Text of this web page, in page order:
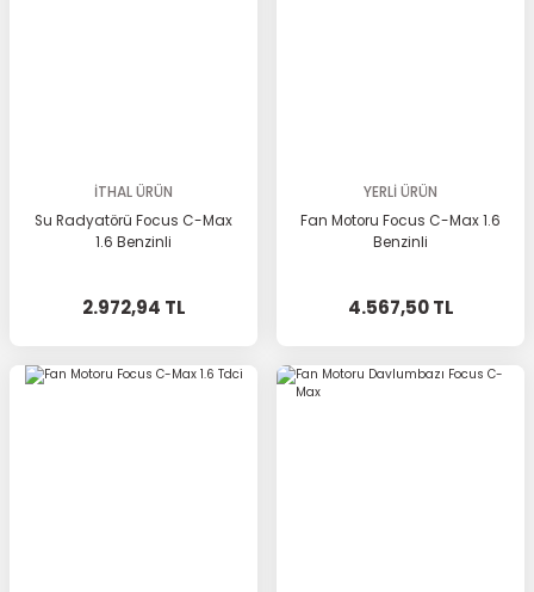
İTHAL ÜRÜN
Su Radyatörü Focus C-Max
1.6 Benzinli
2.972,94 TL
YERLİ ÜRÜN
Fan Motoru Focus C-Max 1.6
Benzinli
4.567,50 TL